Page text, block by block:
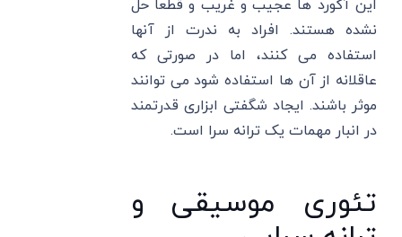
این آکورد ها عجیب و غریب و قطعاً حل
نشده هستند. افراد به ندرت از آنها
استفاده می کنند، اما در صورتی که
عاقلانه از آن ها استفاده شود می توانند
موثر باشند. ایجاد شگفتی ابزاری قدرتمند
در انبار مهمات یک ترانه سرا است.
تئوری موسیقی و